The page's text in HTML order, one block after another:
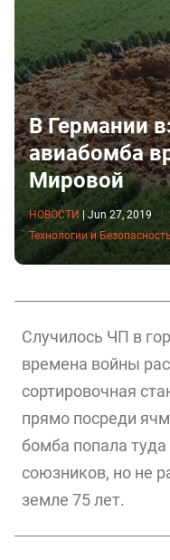
В Германии
авиабомба
Мировой
НОВОСТИ
Jun 27, 2019
Технологии и Безопасность
Случилось ЧП в
времена войны
сортировочная
прямо посреди
бомба попала
союзников, но не
земле 75 лет.